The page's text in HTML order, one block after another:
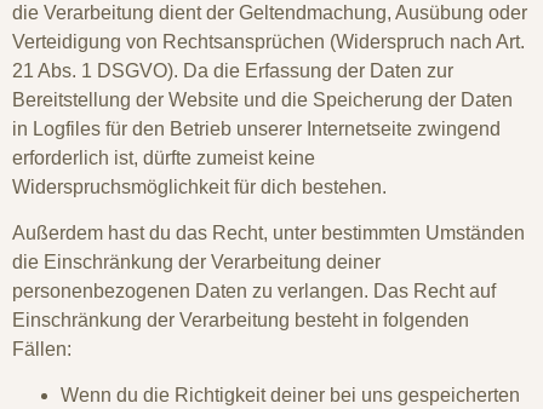
die Verarbeitung dient der Geltendmachung, Ausübung oder
Verteidigung von Rechtsansprüchen (Widerspruch nach Art.
21 Abs. 1 DSGVO). Da die Erfassung der Daten zur
Bereitstellung der Website und die Speicherung der Daten
in Logfiles für den Betrieb unserer Internetseite zwingend
erforderlich ist, dürfte zumeist keine
Widerspruchsmöglichkeit für dich bestehen.
Außerdem hast du das Recht, unter bestimmten Umständen
die Einschränkung der Verarbeitung deiner
personenbezogenen Daten zu verlangen. Das Recht auf
Einschränkung der Verarbeitung besteht in folgenden
Fällen:
Wenn du die Richtigkeit deiner bei uns gespeicherten